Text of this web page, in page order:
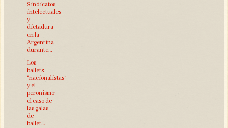
Sindicatos,
intelectuales
y
dictadura
en la
Argentina
durante…
Los
ballets
“nacionalistas”
y el
peronismo:
el caso de
las galas
de
ballet…